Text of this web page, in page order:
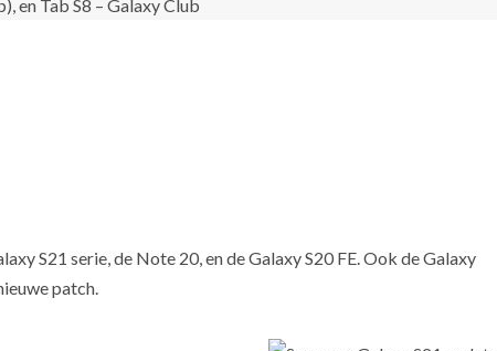
S21 serie, de Note 20, en de Galaxy S20 FE. Ook de Galaxy
patch.